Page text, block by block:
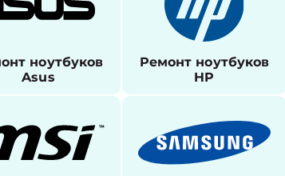
ноутбуков
Asus
Ремонт ноутбуков
HP